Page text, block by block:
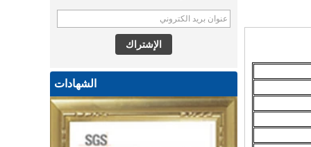
الشهادات